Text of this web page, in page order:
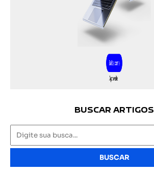
BUSCAR ARTIGOS
BUSCAR